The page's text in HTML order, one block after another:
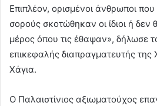
Επιπλέον, ορισμένοι άνθρωποι
σορούς σκοτώθηκαν οι ίδιοι ή δεν
μέρος όπου τις έθαψαν», δήλωσε
επικεφαλής διαπραγματευτής
Χάγια.
Ο Παλαιστίνιος αξιωματούχος